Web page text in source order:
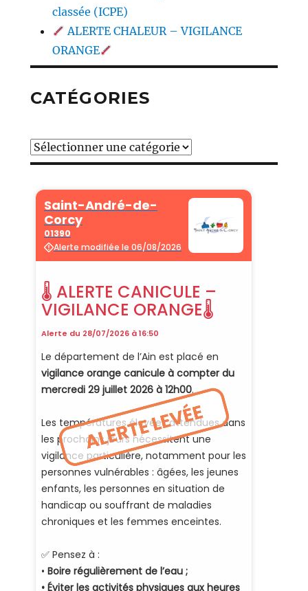
classée (ICPE)
ALERTE CHALEUR – VIGILANCE
ORANGE
CATÉGORIES
Catégories